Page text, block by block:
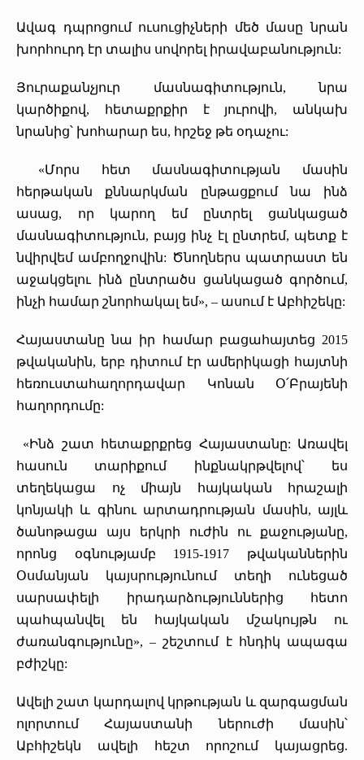
Ավագ դպրոցում ուսուցիչների մեծ մասը նրան
խորհուրդ էր տալիս սովորել իրավաբանություն:
Յուրաքանչյուր մասնագիտություն, նրա
կարծիքով, հետաքրքիր է յուրովի, անկախ
նրանից՝ խոհարար ես, հրշեջ թե օդաչու:
«Մորս հետ մասնագիտության մասին
հերթական քննարկման ընթացքում նա ինձ
ասաց, որ կարող եմ ընտրել ցանկացած
մասնագիտություն, բայց ինչ էլ ընտրեմ, պետք է
նվիրվեմ ամբողջովին: Ծնողներս պատրաստ են
աջակցելու ինձ ընտրածս ցանկացած գործում,
ինչի համար շնորհակալ եմ», – ասում է Աբհիշեկը:
Հայաստանը նա իր համար բացահայտեց 2015
թվականին, երբ դիտում էր ամերիկացի հայտնի
հեռուստահաղորդավար Կոնան Օ՛Բրայենի
հաղորդումը:
«Ինձ շատ հետաքրքրեց Հայաստանը: Առավել
հասուն տարիքում ինքնակրթվելով՝ ես
տեղեկացա ոչ միայն հայկական հրաշալի
կոնյակի և գինու արտադրության մասին, այլև
ծանոթացա այս երկրի ուժին ու քաջությանը,
որոնց օգնությամբ 1915-1917 թվականներին
Օսմանյան կայսրությունում տեղի ունեցած
սարսափելի իրադարձություններից հետո
պահպանվել են հայկական մշակույթն ու
ժառանգությունը», – շեշտում է հնդիկ ապագա
բժիշկը:
Ավելի շատ կարդալով կրթության և զարգացման
ոլորտում Հայաստանի ներուժի մասին՝
Աբհիշեկն ավելի հեշտ որոշում կայացրեց.